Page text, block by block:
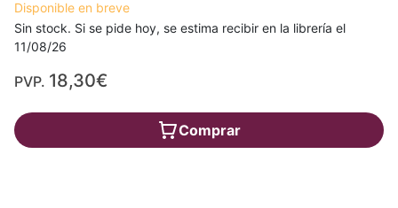
Disponible en breve
Sin stock. Si se pide hoy, se estima recibir en la librería el
11/08/26
PVP. 18,30€
Comprar